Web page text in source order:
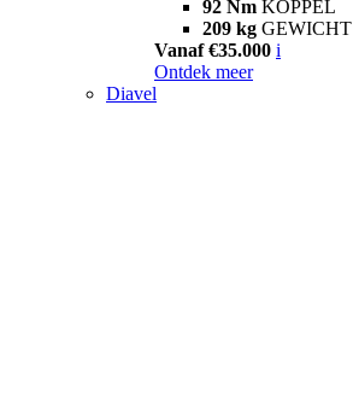
92 Nm KOPPEL
209 kg GEWICHT
Vanaf €35.000 i
Ontdek meer
Diavel